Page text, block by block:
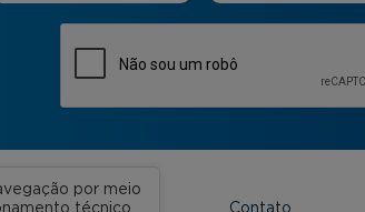
Contato
por meio
técnico